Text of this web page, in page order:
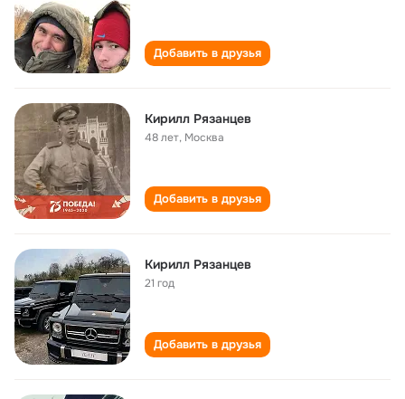
Добавить в друзья
Кирилл Рязанцев
48 лет, Москва
Добавить в друзья
Кирилл Рязанцев
21 год
Добавить в друзья